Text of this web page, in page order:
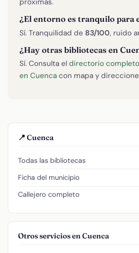
próximas.
¿El entorno es tranquilo para
Sí. Tranquilidad de 83/100, ruido
¿Hay otras bibliotecas en
Sí. Consulta el directorio
en Cuenca con mapa y
📍 Cuenca
Todas las bibliotecas
Ficha del municipio
Callejero completo
Otros servicios en Cuenca